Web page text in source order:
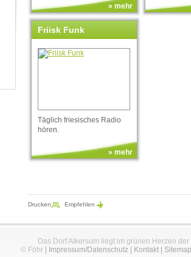
» mehr
Friisk Funk
Täglich friesisches Radio
hören.
» mehr
Drucken Empfehlen
Das Dorf Alkersum liegt im grünen Herzen
© Föhr| Impressum/Datenschutz| Kontakt| Sitemap